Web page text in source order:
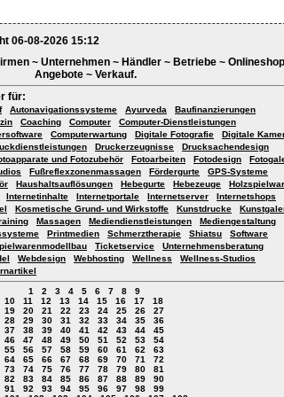
06-08-2026 15:12
~ Unternehmen ~ Händler ~ Betriebe ~
Angebote ~ Verkauf.
für:
Autonavigationssysteme Ayurveda
Baufinanzierungen
Coaching Computer
Computer-Dienstleistungen
Computerwartung Digitale Fotografie
Digitale
Druckerzeugnisse
Drucksachendesign
und Fotozubehör Fotoarbeiten Fotodesign
Fußreflexzonenmassagen Fördergurte
GPS-Systeme
Haushaltsauflösungen Hebegurte Hebezeuge
Internetinhalte Internetportale Internetserver
Internetshops
Kosmetische Grund- und Wirkstoffe Kunstdrucke
Massagen Mediendienstleistungen
Mediengestaltung
Printmedien Schmerztherapie Shiatsu
Software
Ticketservice
Unternehmensberatung
Webdesign Webhosting Wellness
Wellness-Studios
1 2 3 4 5 6 7 8
9
10
11 12 13 14 15 16 17
18
19
20 21 22 23 24 25 26
27
28
29 30 31 32 33 34 35
36
37
38 39 40 41 42 43 44
45
46
47 48 49 50 51 52 53
54
55
56 57 58 59 60 61 62
63
64
65 66 67 68 69 70 71
72
73
74 75 76 77 78 79 80
81
82
83 84 85 86 87 88 89
90
91
92 93 94 95 96 97 98
99